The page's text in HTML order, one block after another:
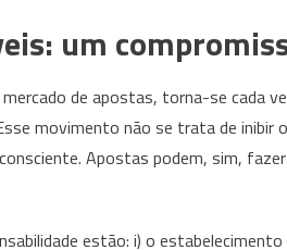
um
de apostas, torna-se cada
movimento não se trata de inibir
Apostas podem, sim,
estão: i) o